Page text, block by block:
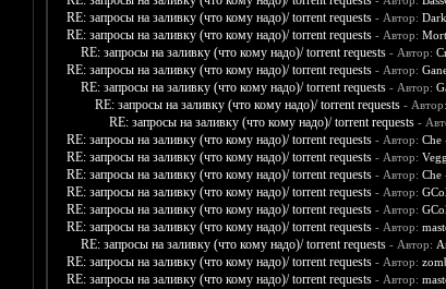
RE: запросы на заливку (что кому надо)/ torrent requests - Автор:
RE: запросы на заливку (что кому надо)/ torrent requests - Автор:
RE: запросы на заливку (что кому надо)/ torrent requests - Автор:
RE: запросы на заливку (что кому надо)/ torrent requests - Автор:
RE: запросы на заливку (что кому надо)/ torrent requests - Автор:
RE: запросы на заливку (что кому надо)/ torrent requests - Автор:
RE: запросы на заливку (что кому надо)/ torrent requests -
RE: запросы на заливку (что кому надо)/ torrent requests - Автор: Che
RE: запросы на заливку (что кому надо)/ torrent requests - Автор:
RE: запросы на заливку (что кому надо)/ torrent requests - Автор: Che
RE: запросы на заливку (что кому надо)/ torrent requests - Автор:
RE: запросы на заливку (что кому надо)/ torrent requests - Автор:
RE: запросы на заливку (что кому надо)/ torrent requests - Автор:
RE: запросы на заливку (что кому надо)/ torrent requests - Автор:
RE: запросы на заливку (что кому надо)/ torrent requests - Автор:
RE: запросы на заливку (что кому надо)/ torrent requests - Автор: